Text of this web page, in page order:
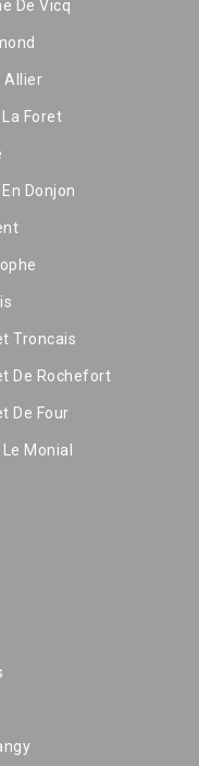
De Vicq
Allier
Foret
Donjon
Troncais
De Rochefort
De Four
Monial